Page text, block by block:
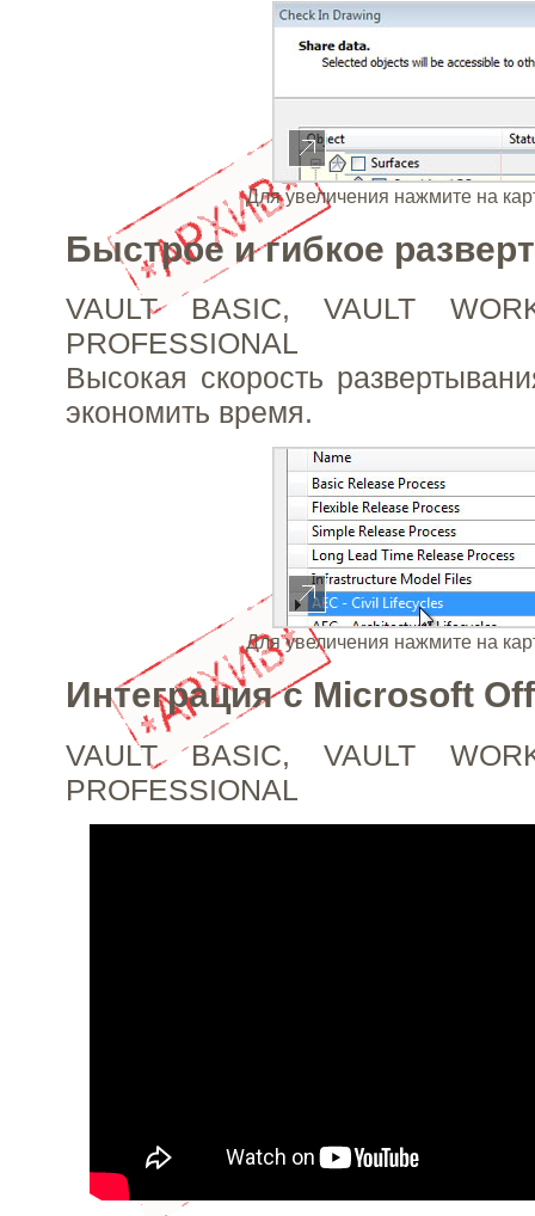
Для увеличения нажмите на
Быстрое и гибкое
VAULT BASIC, VAULT
PROFESSIONAL
Высокая скорость
экономить время.
Для увеличения нажмите на
Интеграция с Microsoft
VAULT BASIC, VAULT
PROFESSIONAL